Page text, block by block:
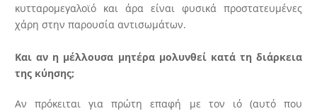
κυτταρομεγαλοϊό και άρα είναι φυσικά προστατευμένες
χάρη στην παρουσία αντισωμάτων.
Και αν η μέλλουσα μητέρα μολυνθεί κατά τη διάρκεια
της κύησης;
Αν πρόκειται για πρώτη επαφή με τον ιό (αυτό που